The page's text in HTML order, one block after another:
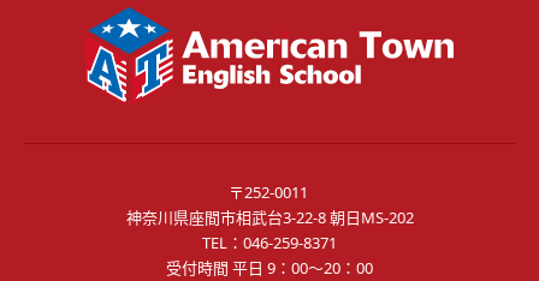
〒252-0011
神奈川県座間市相武台3-22-8 朝日MS-202
TEL： 046-259-8371
受付時間 平日 9：00～20：00